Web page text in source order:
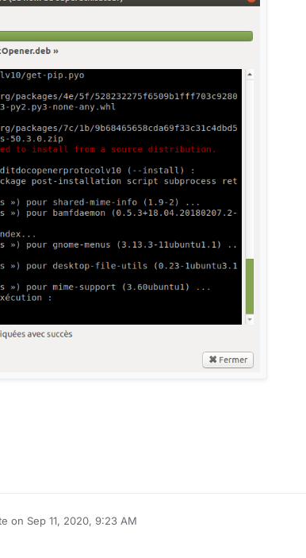
on Sep 11, 2020, 9:23 AM
by